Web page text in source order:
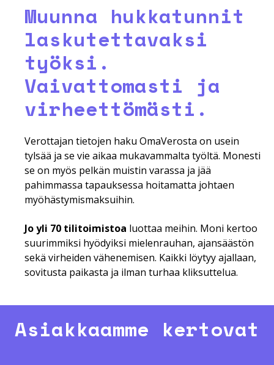
Muunna hukkatunnit
laskutettavaksi
työksi.
Vaivattomasti ja
virheettömästi.
Verottajan tietojen haku OmaVerosta on usein
tylsää ja se vie aikaa mukavammalta työltä. Monesti
se on myös pelkän muistin varassa ja jää
pahimmassa tapauksessa hoitamatta johtaen
myöhästymismaksuihin.
Jo yli 70 tilitoimistoa luottaa meihin. Moni kertoo
suurimmiksi hyödyiksi mielenrauhan, ajansäästön
sekä virheiden vähenemisen. Kaikki löytyy ajallaan,
sovitusta paikasta ja ilman turhaa kliksuttelua.
Asiakkaamme kertovat